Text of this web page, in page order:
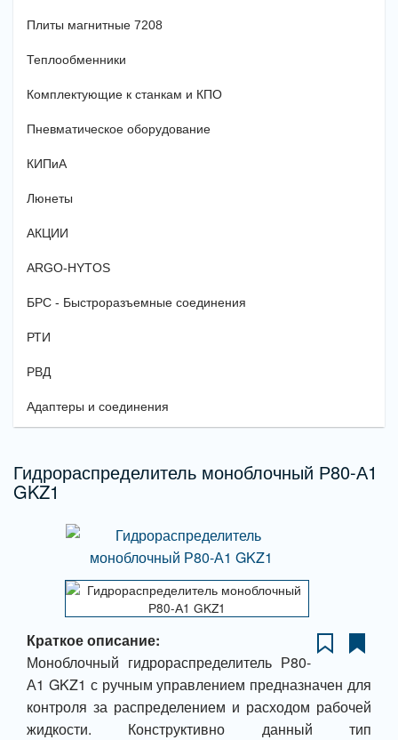
Плиты магнитные 7208
Теплообменники
Комплектующие к станкам и КПО
Пневматическое оборудование
КИПиА
Люнеты
АКЦИИ
ARGO-HYTOS
БРС - Быстроразъемные соединения
РТИ
РВД
Адаптеры и соединения
Гидрораспределитель моноблочный Р80-А1
GKZ1
Краткое описание:
Моноблочный гидрораспределитель Р80-
А1 GKZ1 с ручным управлением предназначен для
контроля за распределением и расходом рабочей
жидкости. Конструктивно данный тип